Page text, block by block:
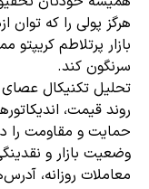
هرگز پولی را که توان
بازار پرتلاطم
سرنگون کند.
تحلیل تکنیکال
روند قیمت،
حمایت و مقاومت را
وضعیت بازار و
معاملات روزانه،